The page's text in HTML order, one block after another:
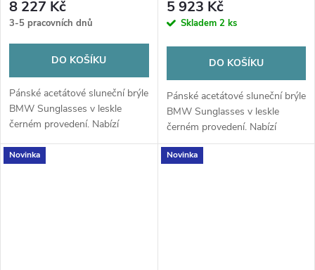
8 227 Kč
3-5 pracovních dnů
DO KOŠÍKU
Pánské acetátové sluneční brýle
BMW Sunglasses v leskle
černém provedení. Nabízí
odolná proti poškrábání, 100%
5 923 Kč
Skladem 2 ks
DO KOŠÍKU
Pánské acetátové sluneční brýle
BMW Sunglasses v leskle
černém provedení. Nabízí
nízkopolarizační nylonová skla
odolná proti poškrábání, 100%
Novinka Novinka